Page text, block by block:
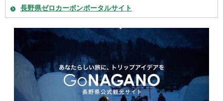
長野県ゼロカーボンポータルサイト